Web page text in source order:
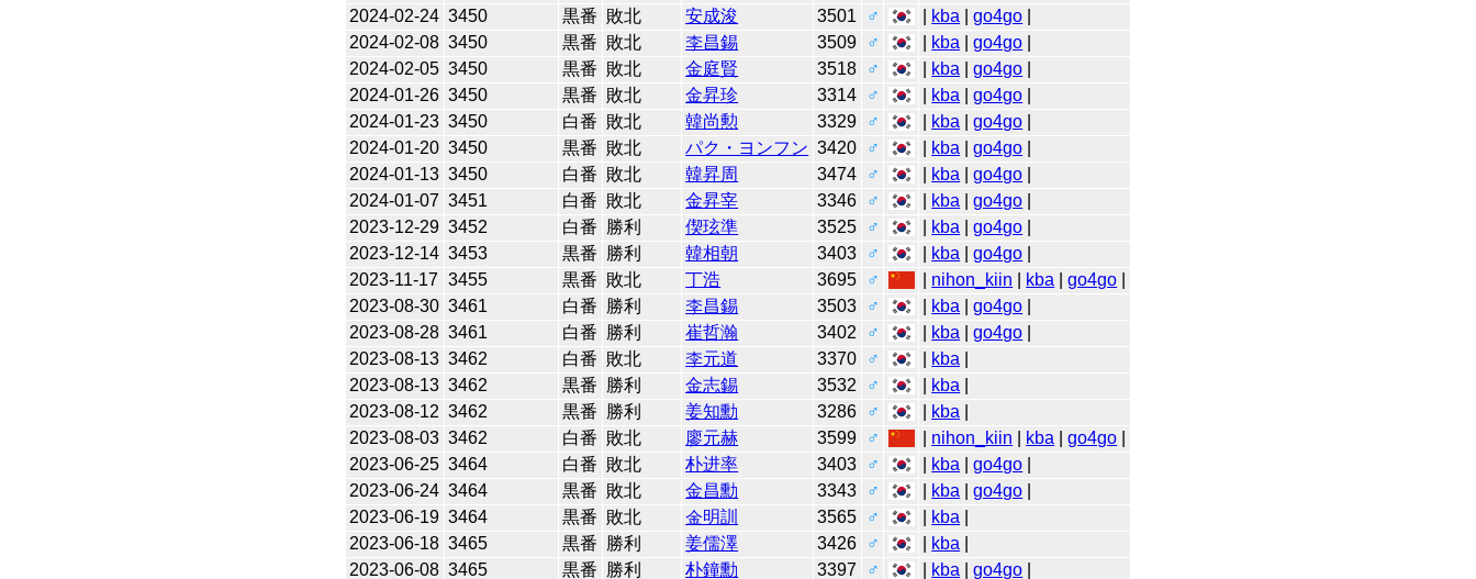
2024-02-24 3450 黒番 敗北 安成浚 3501 ♂ kba |go4go
2024-02-08 3450 黒番 敗北 李昌錫 3509 ♂ kba |go4go
2024-02-05 3450 黒番 敗北 金庭賢 3518 ♂ kba |go4go
2024-01-26 3450 黒番 敗北 金昇珍 3314 ♂ kba |go4go
2024-01-23 3450 白番 敗北 韓尚勲 3329 ♂ kba |go4go
2024-01-20 3450 黒番 敗北 パク・ヨンフン 3420 ♂ kba |go4go
2024-01-13 3450 白番 敗北 韓昇周 3474 ♂ kba |go4go
2024-01-07 3451 白番 敗北 金昇宰 3346 ♂ kba |go4go
2023-12-29 3452 白番 勝利 偰玹準 3525 ♂ kba |go4go
2023-12-14 3453 黒番 勝利 韓相朝 3403 ♂ kba |go4go
2023-11-17 3455 黒番 敗北 丁浩 3695 ♂ nihon_kiin kba |go4go
2023-08-30 3461 白番 勝利 李昌錫 3503 ♂ kba |go4go
2023-08-28 3461 白番 勝利 崔哲瀚 3402 ♂ kba |go4go
2023-08-13 3462 白番 敗北 李元道 3370 ♂ kba
2023-08-13 3462 黒番 勝利 金志錫 3532 ♂ kba
2023-08-12 3462 黒番 勝利 姜知勳 3286 ♂ kba
2023-08-03 3462 白番 敗北 廖元赫 3599 ♂ nihon_kiin kba |go4go
2023-06-25 3464 白番 敗北 朴进率 3403 ♂ kba |go4go
2023-06-24 3464 黒番 敗北 金昌勳 3343 ♂ kba |go4go
2023-06-19 3464 黒番 敗北 金明訓 3565 ♂ kba
2023-06-18 3465 黒番 勝利 姜儒澤 3426 ♂ kba
2023-06-08 3465 黒番 勝利 朴鐘勳 3397 ♂ kba |go4go